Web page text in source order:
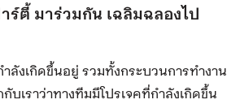
ตี้ มาร่วมกัน เฉลิมฉลองไป
ำลังเกิดขึ้นอยู่ รวมทั้งกระบวนการทำงาน
บเราว่าทางทีมมีโปรเจคที่กำลังเกิดขึ้น